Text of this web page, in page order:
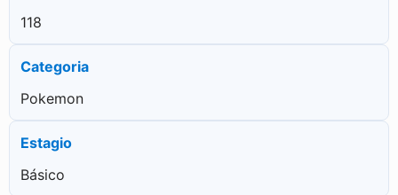
118
Categoria
Pokemon
Estagio
Básico